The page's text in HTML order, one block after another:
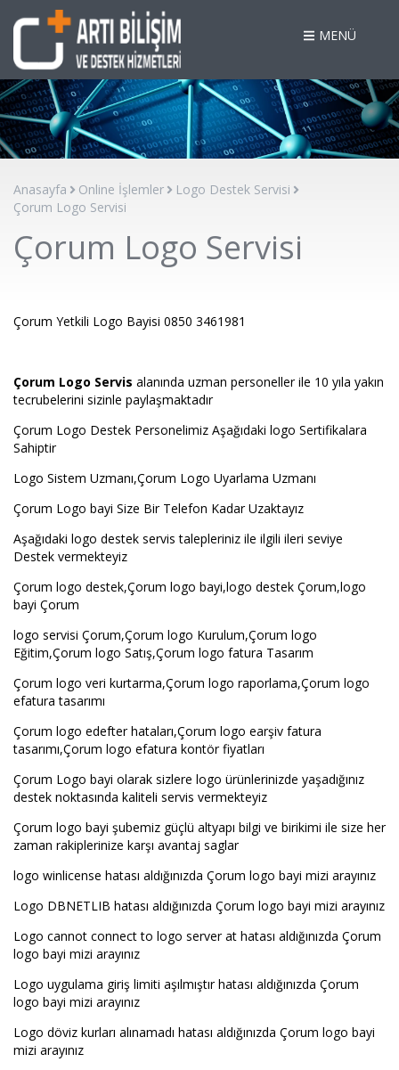
MENÜ
Anasayfa Online İşlemler
Logo Destek Servisi
Çorum Logo Servisi
Çorum Logo Servisi
Çorum Yetkili Logo Bayisi 0850 3461981
Çorum Logo Servis alanında uzman personeller ile 10 yıla yakın
tecrubelerini sizinle paylaşmaktadır
Çorum Logo Destek Personelimiz Aşağıdaki logo Sertifikalara
Sahiptir
Logo Sistem Uzmanı,Çorum Logo Uyarlama Uzmanı
Çorum Logo bayi Size Bir Telefon Kadar Uzaktayız
Aşağıdaki logo destek servis talepleriniz ile ilgili ileri seviye
Destek vermekteyiz
Çorum logo destek,Çorum logo bayi,logo destek Çorum,logo
bayi Çorum
logo servisi Çorum,Çorum logo Kurulum,Çorum logo
Eğitim,Çorum logo Satış,Çorum logo fatura Tasarım
Çorum logo veri kurtarma,Çorum logo raporlama,Çorum logo
efatura tasarımı
Çorum logo edefter hataları,Çorum logo earşiv fatura
tasarımı,Çorum logo efatura kontör fiyatları
Çorum Logo bayi olarak sizlere logo ürünlerinizde yaşadığınız
destek noktasında kaliteli servis vermekteyiz
Çorum logo bayi şubemiz güçlü altyapı bilgi ve birikimi ile size her
zaman rakiplerinize karşı avantaj saglar
logo winlicense hatası aldığınızda Çorum logo bayi mizi arayınız
Logo DBNETLIB hatası aldığınızda Çorum logo bayi mizi arayınız
Logo cannot connect to logo server at hatası aldığınızda Çorum
logo bayi mizi arayınız
Logo uygulama giriş limiti aşılmıştır hatası aldığınızda Çorum
logo bayi mizi arayınız
Logo döviz kurları alınamadı hatası aldığınızda Çorum logo bayi
mizi arayınız